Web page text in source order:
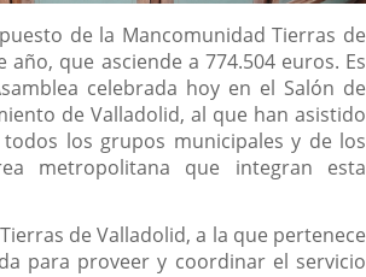
de la Mancomunidad Tierras de
año, que asciende a 774.504 euros. Es
celebrada hoy en el Salón de
de Valladolid, al que han asistido
los grupos municipales y de los
metropolitana que integran esta
de Valladolid, a la que pertenece
para proveer y coordinar el servicio